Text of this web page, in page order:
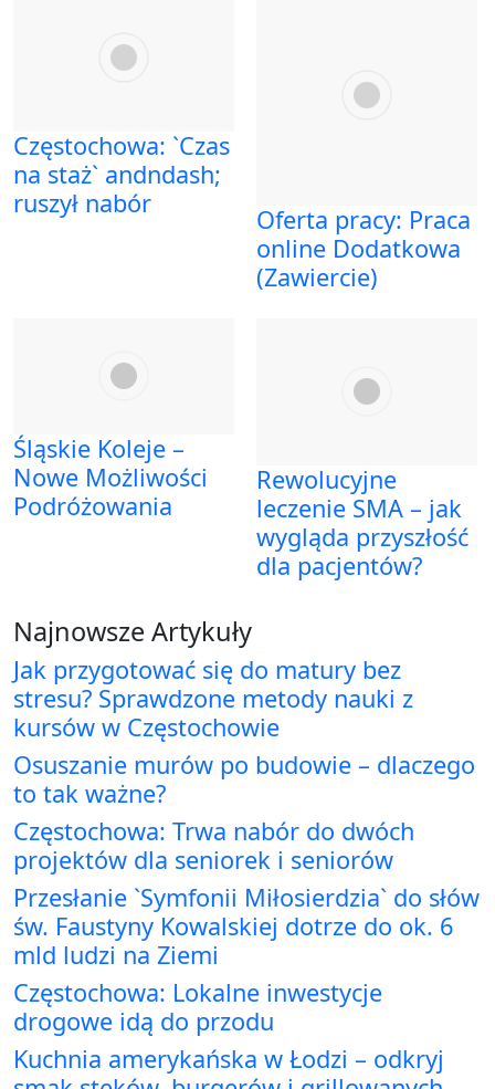
Częstochowa: `Czas
na staż` andndash;
ruszył nabór
Oferta pracy: Praca
online Dodatkowa
(Zawiercie)
Śląskie Koleje –
Nowe Możliwości
Podróżowania
Rewolucyjne
leczenie SMA – jak
wygląda przyszłość
dla pacjentów?
Najnowsze Artykuły
Jak przygotować się do matury bez
stresu? Sprawdzone metody nauki z
kursów w Częstochowie
Osuszanie murów po budowie – dlaczego
to tak ważne?
Częstochowa: Trwa nabór do dwóch
projektów dla seniorek i seniorów
Przesłanie `Symfonii Miłosierdzia` do słów
św. Faustyny Kowalskiej dotrze do ok. 6
mld ludzi na Ziemi
Częstochowa: Lokalne inwestycje
drogowe idą do przodu
Kuchnia amerykańska w Łodzi – odkryj